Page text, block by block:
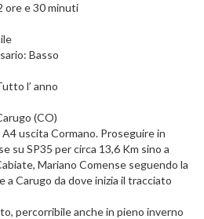
ore e 30 minuti
Basso
l’ anno
(CO)
uscita Cormano. Proseguire in
su SP35 per circa 13,6 Km sino a
Mariano Comense seguendo la
a Carugo da dove inizia il tracciato
percorribile anche in pieno inverno